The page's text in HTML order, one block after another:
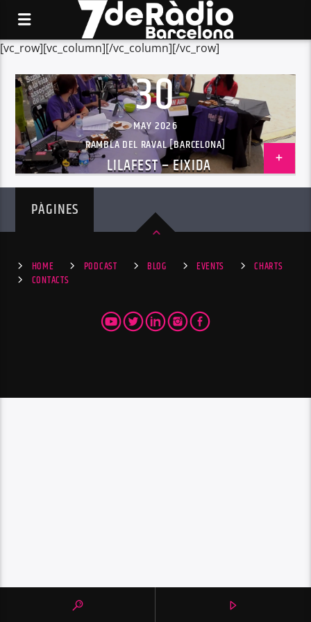
[vc_row][vc_column][/vc_column][/vc_row]
30
MAY 2026
RAMBLA DEL RAVAL [BARCELONA]
LILAFEST – EIXIDA
PÀGINES
HOME PODCAST BLOG EVENTS
CHARTS
CONTACTS